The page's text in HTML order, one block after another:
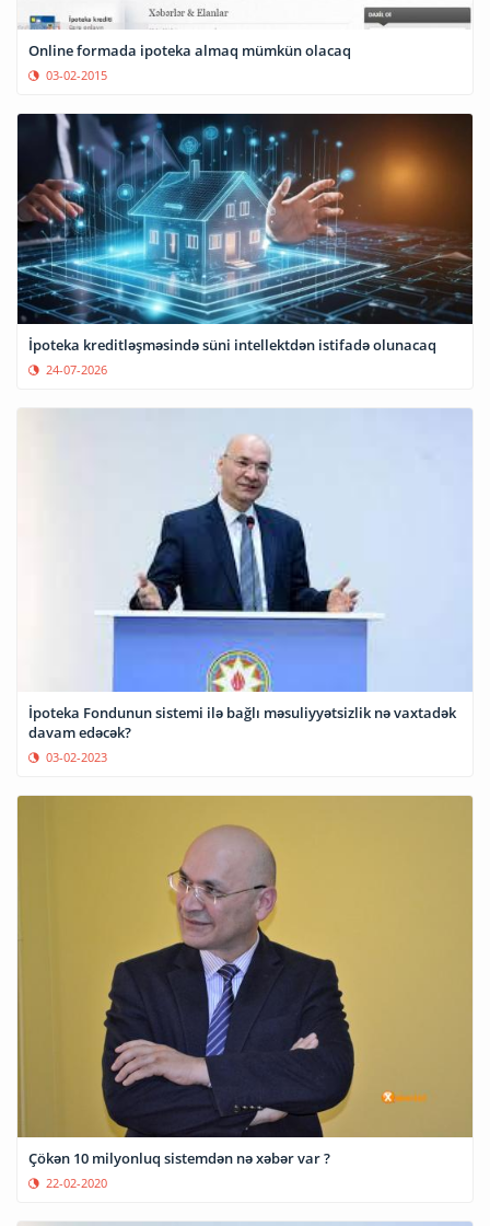
Online formada ipoteka almaq mümkün olacaq
03-02-2015
İpoteka kreditləşməsində süni intellektdən istifadə olunacaq
24-07-2026
İpoteka Fondunun sistemi ilə bağlı məsuliyyətsizlik nə vaxtadək
davam edəcək?
03-02-2023
Çökən 10 milyonluq sistemdən nə xəbər var ?
22-02-2020